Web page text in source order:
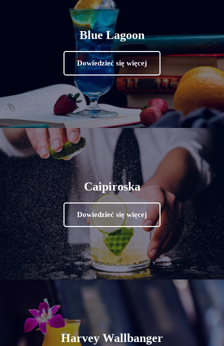
Blue Lagoon
Dowiedzieć się więcej
Caipiroska
Dowiedzieć się więcej
Harvey Wallbanger